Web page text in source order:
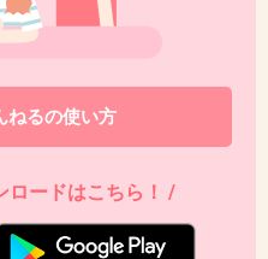
+6
ガティブな自分語
ねるの使い方
ロードはこちら！ /